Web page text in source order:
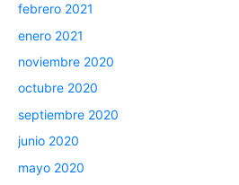
febrero 2021
enero 2021
noviembre 2020
octubre 2020
septiembre 2020
junio 2020
mayo 2020